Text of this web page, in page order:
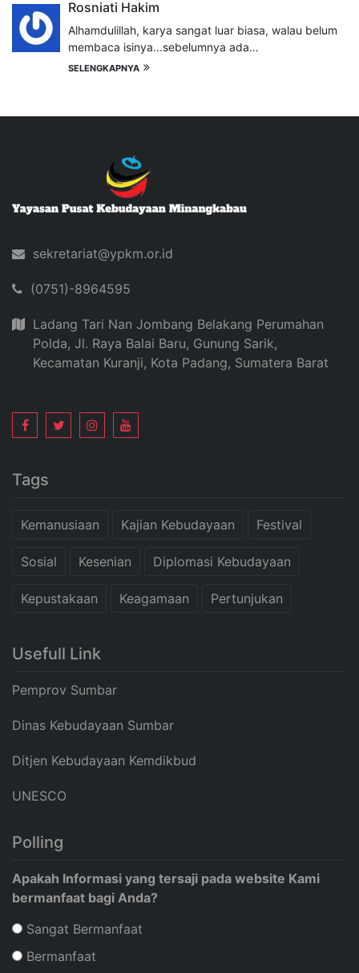
Rosniati Hakim
Alhamdulillah, karya sangat luar biasa, walau belum
membaca isinya...sebelumnya ada…
SELENGKAPNYA
sekretariat@ypkm.or.id
(0751)-8964595
Ladang Tari Nan Jombang Belakang Perumahan
Polda, Jl. Raya Balai Baru, Gunung Sarik,
Kecamatan Kuranji, Kota Padang, Sumatera Barat
Tags
Kemanusiaan Kajian Kebudayaan Festival
Sosial Kesenian Diplomasi Kebudayaan
Kepustakaan Keagamaan Pertunjukan
Usefull Link
Pemprov Sumbar
Dinas Kebudayaan Sumbar
Ditjen Kebudayaan Kemdikbud
UNESCO
Polling
Apakah Informasi yang tersaji pada website Kami
bermanfaat bagi Anda?
Sangat Bermanfaat
Bermanfaat